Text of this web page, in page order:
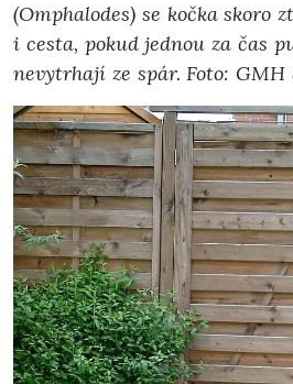
(Omphalodes) se kočka skoro
i cesta, pokud jednou za čas
nevytrhají ze spár.Foto: GMH